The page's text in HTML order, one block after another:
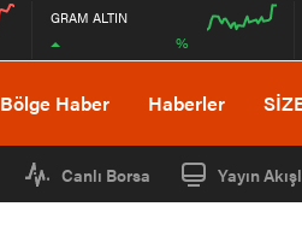
GRAM ALTIN
%
Bölge Haber Haberler
Canlı Borsa Yayın